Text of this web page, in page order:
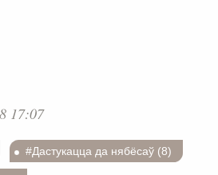
17:07
#Дастукацца да нябёсаў (8)